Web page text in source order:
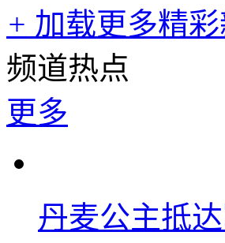
+ 加载更多精彩
频道热点
更多
丹麦公主抵